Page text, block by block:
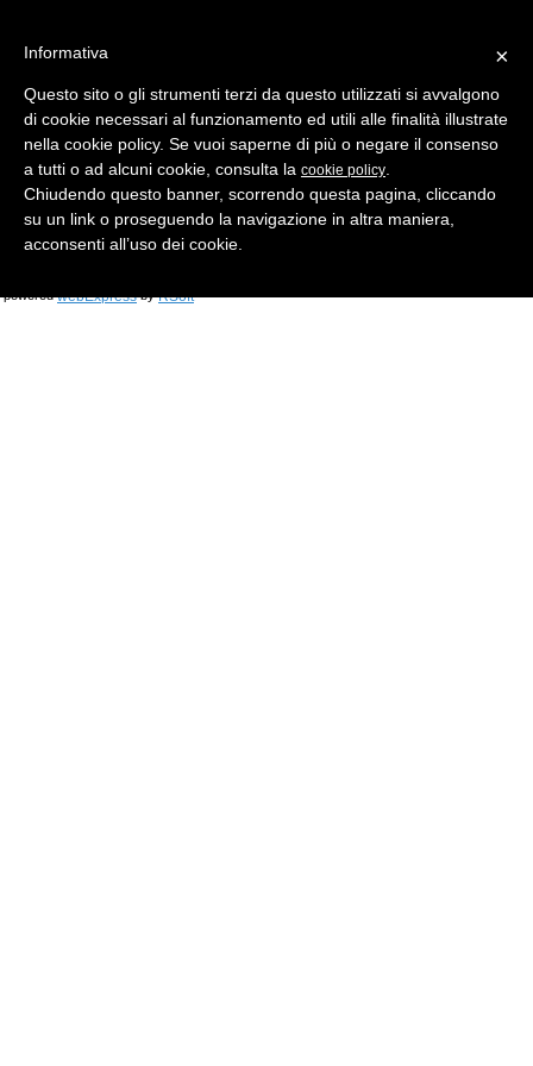
Versione DESKTOP
poweredwebExpressbyRSoft
×
Informativa
Questo sito o gli strumenti terzi da questo utilizzati si avvalgono
di cookie necessari al funzionamento ed utili alle finalità illustrate
nella cookie policy. Se vuoi saperne di più o negare il consenso
a tutti o ad alcuni cookie, consulta la cookie policy
Chiudendo questo banner, scorrendo questa pagina, cliccando
su un link o proseguendo la navigazione in altra maniera,
acconsenti all’uso dei cookie.